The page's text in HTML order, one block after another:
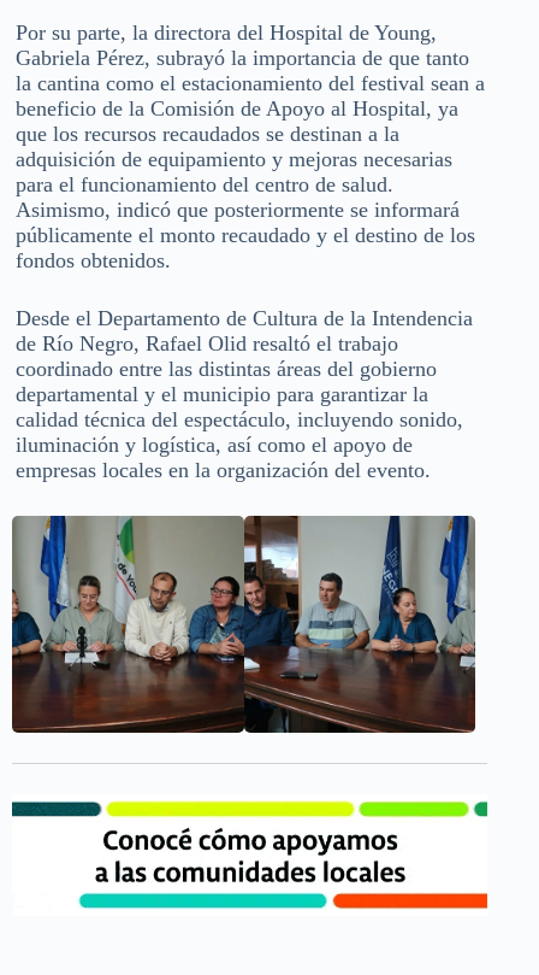
Por su parte, la directora del Hospital de Young,
Gabriela Pérez, subrayó la importancia de que tanto
la cantina como el estacionamiento del festival sean a
beneficio de la Comisión de Apoyo al Hospital, ya
que los recursos recaudados se destinan a la
adquisición de equipamiento y mejoras necesarias
para el funcionamiento del centro de salud.
Asimismo, indicó que posteriormente se informará
públicamente el monto recaudado y el destino de los
fondos obtenidos.
Desde el Departamento de Cultura de la Intendencia
de Río Negro, Rafael Olid resaltó el trabajo
coordinado entre las distintas áreas del gobierno
departamental y el municipio para garantizar la
calidad técnica del espectáculo, incluyendo sonido,
iluminación y logística, así como el apoyo de
empresas locales en la organización del evento.